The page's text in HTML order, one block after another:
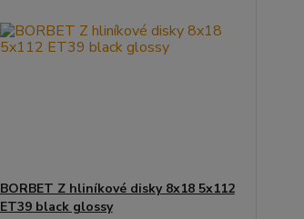
BORBET Z hliníkové disky 8x18 5x112
ET39 black glossy